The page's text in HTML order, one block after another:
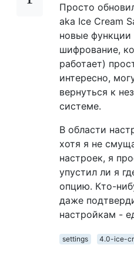
Просто
aka Ice Cream
новые
шифрование,
работает)
интересно,
вернуться к
системе.
В области
хотя я не
настроек, я
упустил ли я
опцию. Кто-
даже
настройкам -
settings 4.0-ice-